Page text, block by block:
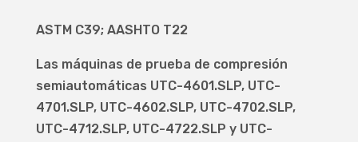
ASTM C39; AASHTO T22
Las máquinas de prueba de compresión
semiautomáticas UTC-4601.SLP, UTC-
4701.SLP, UTC-4602.SLP, UTC-4702.SLP,
UTC-4712.SLP, UTC-4722.SLP y UTC-